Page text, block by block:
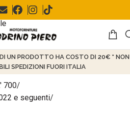
UN PRODOTTO HA COSTO DI 20€ * NON
SPEDIZIONI FUORI ITALIA
700/
e seguenti/